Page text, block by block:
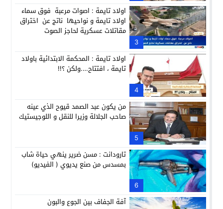
3
اولاد تايمة : اصوات مرعبة فوق سماء
اولاد تايمة و نواحيها ناتج عن اختراق
مقاتلات عسكرية لحاجز الصوت
4
اولاد تايمة : المحكمة الابتدائية باولاد
تايمة ، افتتاح….ولكن ؟!!
5
من يكون عبد الصمد قيوح الذي عينه
صاحب الجلالة وزيرا للنقل و اللوجيستيك
6
تارودانت : مسن ضرير ينهي حياة شاب
بمسدس من صنع يديوي ( الفيديو)
آفة الجفاف بين الجوع والبون